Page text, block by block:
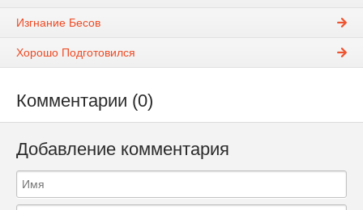
Изгнание Бесов
Хорошо Подготовился
Комментарии (0)
Добавление комментария